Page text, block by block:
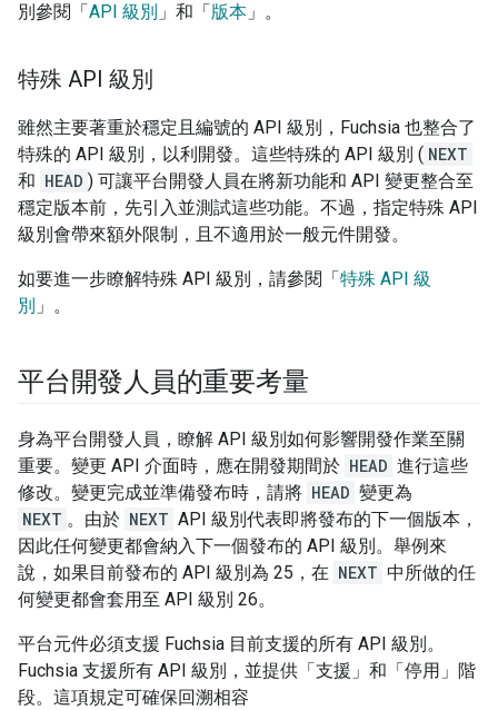
別參閱「API 級別 」和「版本 」。
特殊 API 級別
雖然主要著重於穩定且編號的 API 級別，Fuchsia 也整合了
特殊的 API 級別，以利開發。這些特殊的 API 級別 ( NEXT
和 HEAD ) 可讓平台開發人員在將新功能和 API 變更整合至
穩定版本前，先引入並測試這些功能。不過，指定特殊 API
級別會帶來額外限制，且不適用於一般元件開發。
如要進一步瞭解特殊 API 級別，請參閱「特殊 API 級
別 」。
平台開發人員的重要考量
身為平台開發人員，瞭解 API 級別如何影響開發作業至關
重要。變更 API 介面時，應在開發期間於 HEAD 進行這些
修改。變更完成並準備發布時，請將 HEAD 變更為
NEXT 。由於 NEXT API 級別代表即將發布的下一個版本，
因此任何變更都會納入下一個發布的 API 級別。舉例來
說，如果目前發布的 API 級別為 25，在 NEXT 中所做的任
何變更都會套用至 API 級別 26。
平台元件必須支援 Fuchsia 目前支援的所有 API 級別。
Fuchsia 支援所有 API 級別，並提供「支援」和「停用」階
段。這項規定可確保回溯相容